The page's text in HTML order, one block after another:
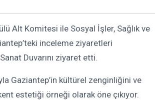
Alt Komitesi ile Sosyal İşler, Sağlık ve
inceleme ziyaretleri
Duvarını ziyaret etti.
Gaziantep’in kültürel zenginliğini ve
estetiği örneği olarak öne çıkıyor.